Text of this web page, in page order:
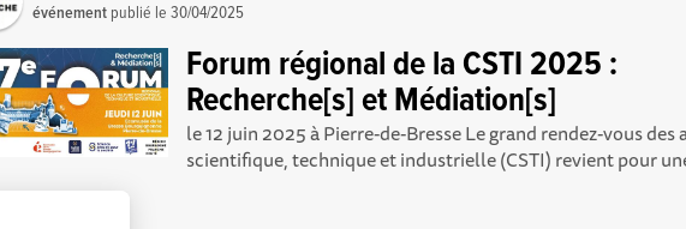
événement publié le30/04/2025
Forum régional de la CSTI 2025 :
Recherche[s] et Médiation[s]
le 12 juin 2025 à Pierre-de-Bresse Le grand rendez-vous
scientifique, technique et industrielle (CSTI) revient pour